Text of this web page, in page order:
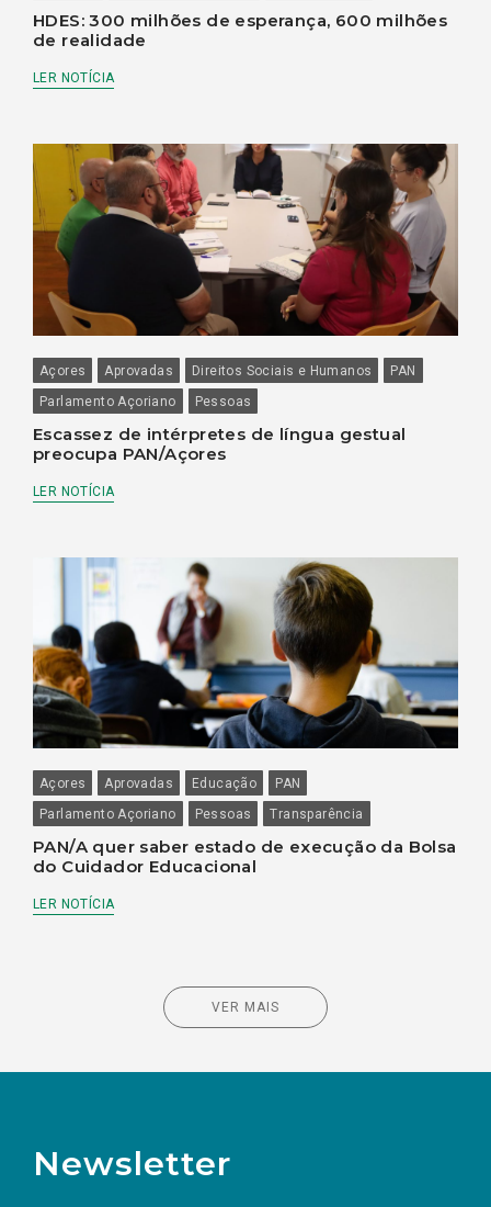
HDES: 300 milhões de esperança, 600 milhões
de realidade
LER NOTÍCIA
Açores Aprovadas Direitos Sociais e Humanos
PAN
Parlamento Açoriano
Pessoas
Escassez de intérpretes de língua gestual
preocupa PAN/Açores
LER NOTÍCIA
Açores Aprovadas Educação
PAN
Parlamento Açoriano
Pessoas Transparência
PAN/A quer saber estado de execução da Bolsa
do Cuidador Educacional
LER NOTÍCIA
VER MAIS
Newsletter